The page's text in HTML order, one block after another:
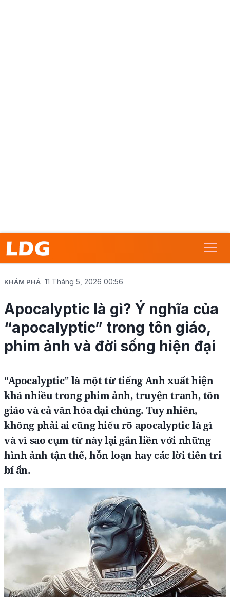
KHÁM PHÁ 11 Tháng 5, 2026 00:56
Apocalyptic là gì? Ý nghĩa của
“apocalyptic” trong tôn giáo,
phim ảnh và đời sống hiện đại
“Apocalyptic” là một từ tiếng Anh xuất hiện
khá nhiều trong phim ảnh, truyện tranh, tôn
giáo và cả văn hóa đại chúng. Tuy nhiên,
không phải ai cũng hiểu rõ apocalyptic là gì
và vì sao cụm từ này lại gắn liền với những
hình ảnh tận thế, hỗn loạn hay các lời tiên tri
bí ẩn.